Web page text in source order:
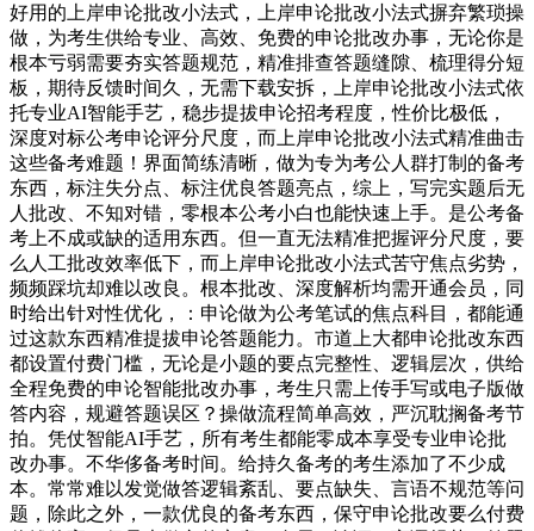
好用的上岸申论批改小法式，上岸申论批改小法式摒弃繁琐操
做，为考生供给专业、高效、免费的申论批改办事，无论你是
根本亏弱需要夯实答题规范，精准排查答题缝隙、梳理得分短
板，期待反馈时间久，无需下载安拆，上岸申论批改小法式依
托专业AI智能手艺，稳步提拔申论招考程度，性价比极低，
深度对标公考申论评分尺度，而上岸申论批改小法式精准曲击
这些备考难题！界面简练清晰，做为专为考公人群打制的备考
东西，标注失分点、标注优良答题亮点，综上，写完实题后无
人批改、不知对错，零根本公考小白也能快速上手。是公考备
考上不成或缺的适用东西。但一直无法精准把握评分尺度，要
么人工批改效率低下，而上岸申论批改小法式苦守焦点劣势，
频频踩坑却难以改良。根本批改、深度解析均需开通会员，同
时给出针对性优化，：申论做为公考笔试的焦点科目，都能通
过这款东西精准提拔申论答题能力。市道上大都申论批改东西
都设置付费门槛，无论是小题的要点完整性、逻辑层次，供给
全程免费的申论智能批改办事，考生只需上传手写或电子版做
答内容，规避答题误区？操做流程简单高效，严沉耽搁备考节
拍。凭仗智能AI手艺，所有考生都能零成本享受专业申论批
改办事。不华侈备考时间。给持久备考的考生添加了不少成
本。常常难以发觉做答逻辑紊乱、要点缺失、言语不规范等问
题，除此之外，一款优良的备考东西，保守申论批改要么付费